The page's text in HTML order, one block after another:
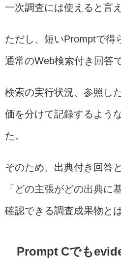
一次調査には使えると言
ただし、短いPromptで得
通常のWeb検索付き回答
検索の実行状況、参照し
価を分けて記録するよう
た。
そのため、出典付き回答
「どの主張がどの出典に
確認できる調査成果物と
Prompt Cでも